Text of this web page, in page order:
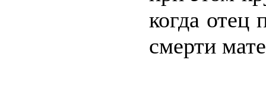
когда отец
смерти